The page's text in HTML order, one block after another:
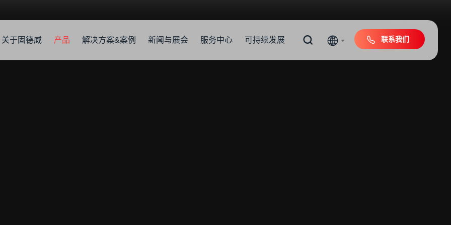
关于固德威 产品 解决方案&案例 新闻与展会 服务中心 可持续发展 联系我们